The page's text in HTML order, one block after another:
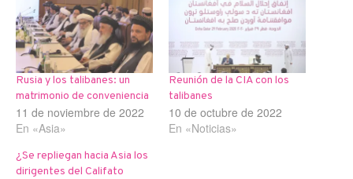
Rusia y los talibanes: un
matrimonio de conveniencia
11 de noviembre de 2022
En «Asia»
Reunión de la CIA con los
talibanes
10 de octubre de 2022
En «Noticias»
¿Se repliegan hacia Asia los
dirigentes del Califato